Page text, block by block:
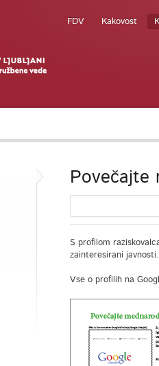
FDV Kakovost
Povečajte
S profilom
zainteresirani
Vse o profilih na